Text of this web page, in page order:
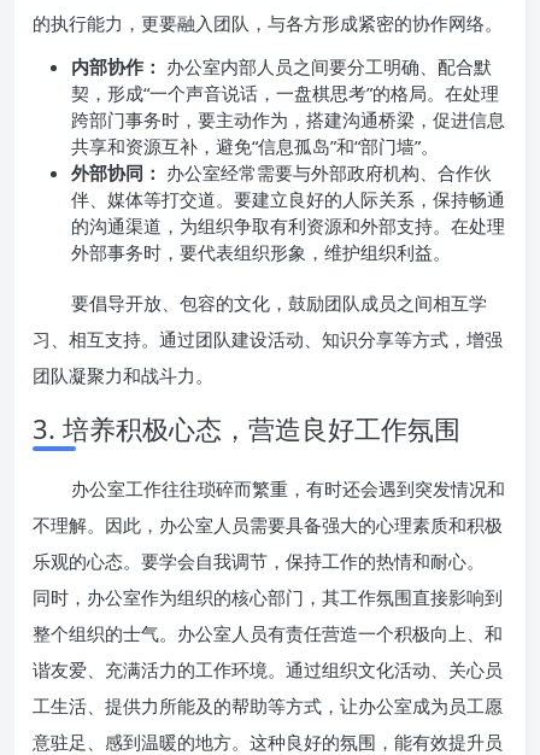
的执行能力，更要融入团队，与各方形成紧密的协作网络。
内部协作： 办公室内部人员之间要分工明确、配合默
契，形成“一个声音说话，一盘棋思考”的格局。在处理
跨部门事务时，要主动作为，搭建沟通桥梁，促进信息
共享和资源互补，避免“信息孤岛”和“部门墙”。
外部协同： 办公室经常需要与外部政府机构、合作伙
伴、媒体等打交道。要建立良好的人际关系，保持畅通
的沟通渠道，为组织争取有利资源和外部支持。在处理
外部事务时，要代表组织形象，维护组织利益。
要倡导开放、包容的文化，鼓励团队成员之间相互学
习、相互支持。通过团队建设活动、知识分享等方式，增强
团队凝聚力和战斗力。
3. 培养积极心态，营造良好工作氛围
办公室工作往往琐碎而繁重，有时还会遇到突发情况和
不理解。因此，办公室人员需要具备强大的心理素质和积极
乐观的心态。要学会自我调节，保持工作的热情和耐心。
同时，办公室作为组织的核心部门，其工作氛围直接影响到
整个组织的士气。办公室人员有责任营造一个积极向上、和
谐友爱、充满活力的工作环境。通过组织文化活动、关心员
工生活、提供力所能及的帮助等方式，让办公室成为员工愿
意驻足、感到温暖的地方。这种良好的氛围，能有效提升员